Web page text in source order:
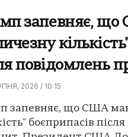
запевняє,
повідомлень
2026 / 10:15
запевняє, що США
боєприпасів